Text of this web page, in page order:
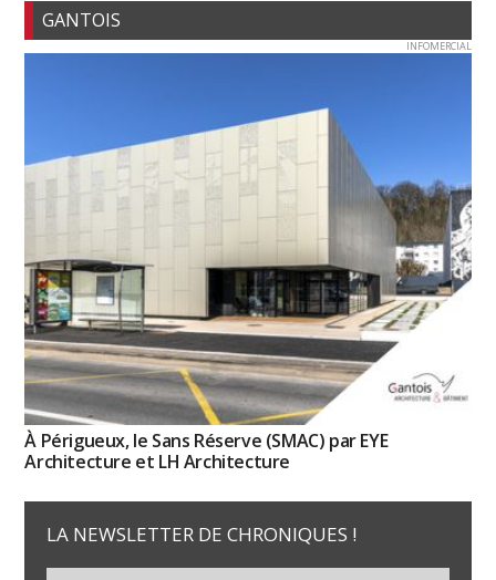
GANTOIS
INFOMERCIAL
À Périgueux, le Sans Réserve (SMAC) par EYE
Architecture et LH Architecture
LA NEWSLETTER DE CHRONIQUES !